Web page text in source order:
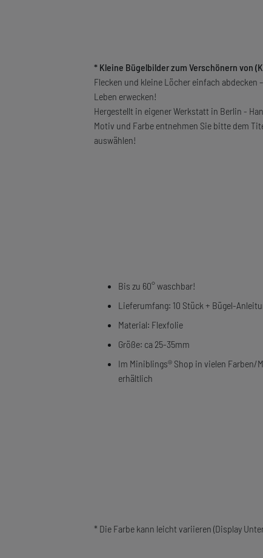
* Kleine Bügelbilder zum Verschönern von
Flecken und kleine Löcher einfach abdecken
Leben erwecken!
Hergestellt in eigener Werkstatt in Berlin -
Motiv und Farbe entnehmen Sie bitte dem
auswählen!
Bis zu 60° waschbar!
Lieferumfang: 10 Stück + Bügel-
Material: Flexfolie
Größe: ca 25-35mm
Im Miniblings® Shop in vielen Farben/
erhältlich
* Die Farbe kann leicht variieren (Display